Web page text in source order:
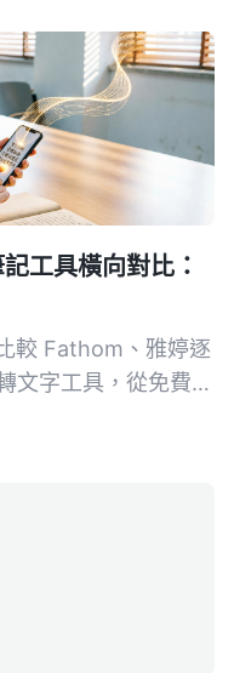
接案者的會議記錄幫
工具橫向對比：
較 Fathom、雅婷逐
文字工具，從免費額